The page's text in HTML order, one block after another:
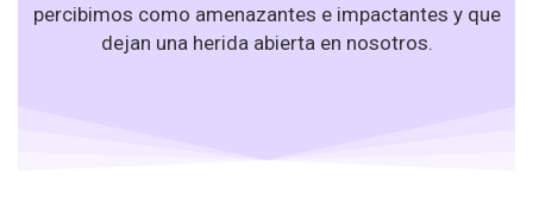
percibimos como amenazantes e impactantes y que
dejan una herida abierta en nosotros.